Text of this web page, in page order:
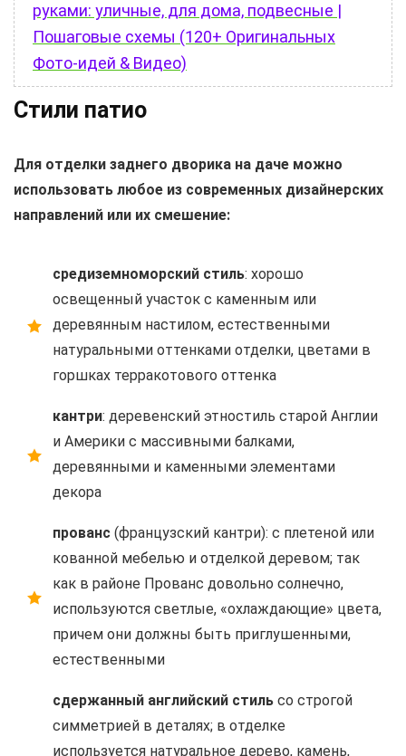
руками: уличные, для дома, подвесные |
Пошаговые схемы (120+ Оригинальных
Фото-идей & Видео)
Стили патио
Для отделки заднего дворика на даче можно
использовать любое из современных дизайнерских
направлений или их смешение:
средиземноморский стиль: хорошо
освещенный участок с каменным или
деревянным настилом, естественными
натуральными оттенками отделки, цветами в
горшках терракотового оттенка
кантри: деревенский этностиль старой Англии
и Америки с массивными балками,
деревянными и каменными элементами
декора
прованс (французский кантри): с плетеной или
кованной мебелью и отделкой деревом; так
как в районе Прованс довольно солнечно,
используются светлые, «охлаждающие» цвета,
причем они должны быть приглушенными,
естественными
сдержанный английский стиль со строгой
симметрией в деталях; в отделке
используется натуральное дерево, камень,